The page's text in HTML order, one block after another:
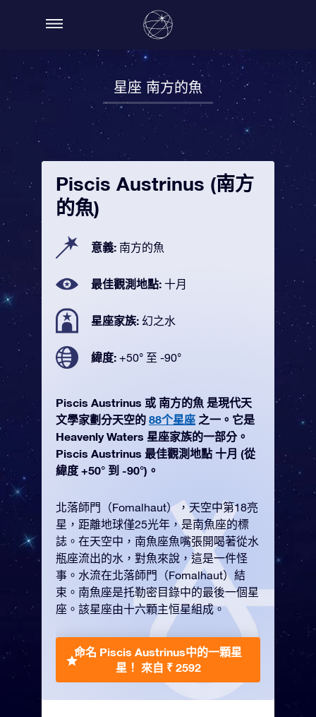
星座 南方的魚
Piscis Austrinus (南方
的魚)
意義: 南方的魚
最佳觀測地點: 十月
星座家族: 幻之水
緯度: +50° 至 -90°
Piscis Austrinus 或 南方的魚 是現代天
文學家劃分天空的 88个星座 之一。它是
Heavenly Waters 星座家族的一部分。
Piscis Austrinus 最佳觀測地點 十月 (從
緯度 +50° 到 -90°)。
北落師門（Fomalhaut），天空中第18亮
星，距離地球僅25光年，是南魚座的標
誌。在天空中，南魚座魚嘴張開喝著從水
瓶座流出的水，對魚來說，這是一件怪
事。水流在北落師門（Fomalhaut）結
束。南魚座是托勒密目錄中的最後一個星
座。該星座由十六顆主恒星組成。
命名 Piscis Austrinus中的一顆星
星！ 來自 ₹ 2592